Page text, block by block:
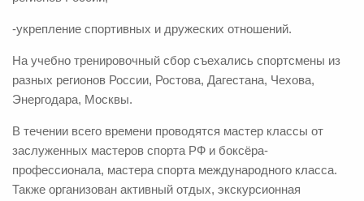
-укрепление спортивных и дружеских отношений.
На учебно тренировочный сбор съехались спортсмены из
разных регионов России, Ростова, Дагестана, Чехова,
Энергодара, Москвы.
В течении всего времени проводятся мастер классы от
заслуженных мастеров спорта РФ и боксёра-
профессионала, мастера спорта международного класса.
Также организован активный отдых, экскурсионная